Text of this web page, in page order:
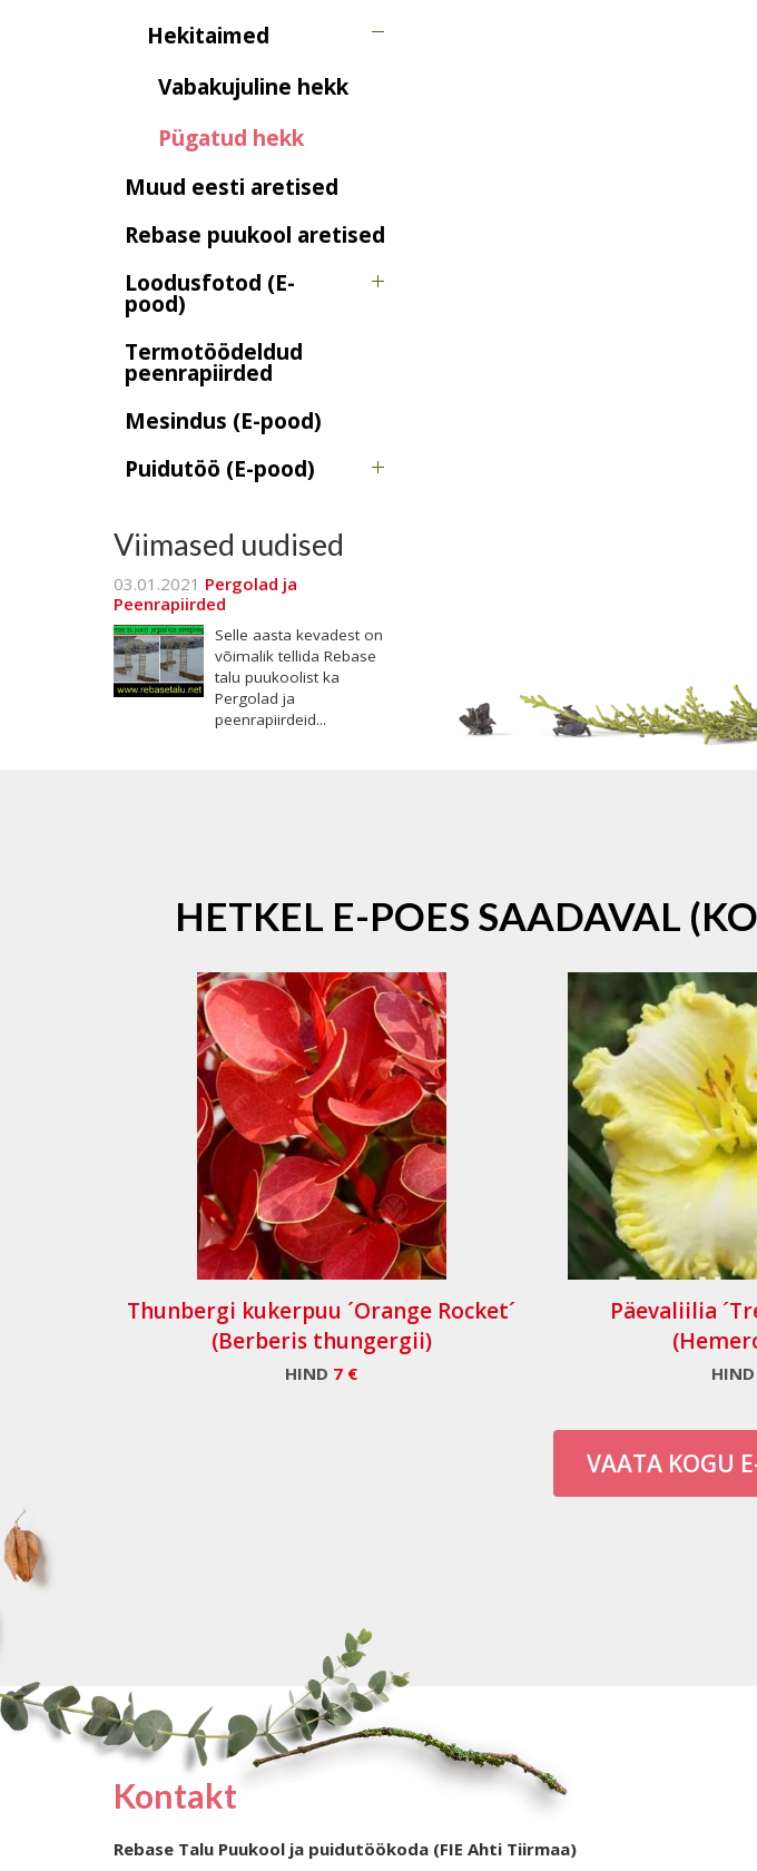
Hekitaimed
Vabakujuline hekk
Pügatud hekk
Muud eesti aretised
Rebase puukool aretised
Loodusfotod (E-
pood)
Termotöödeldud
peenrapiirded
Mesindus (E-pood)
Puidutöö (E-pood)
Viimased uudised
03.01.2021 Pergolad ja
Peenrapiirded
Selle aasta kevadest on
võimalik tellida Rebase
talu puukoolist ka
Pergolad ja
peenrapiirdeid...
HETKEL E-POES SAADAVAL
Thunbergi kukerpuu ´Orange Rocket´
(Berberis thungergii)
HIND 7 €
Päevaliilia
HIND
VAATA KOGU
Kontakt
Rebase Talu Puukool ja puidutöökoda (FIE Ahti Tiirmaa)